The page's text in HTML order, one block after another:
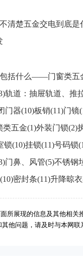
清楚五金交电到底
括什么——门窗类五
轨道：抽屉轨道、推
门器(10)板销(11)门
五金(1)外装门锁(2)
锁(10)挂锁(11)号码
门鼻、风管(5)不锈
密封条(11)升降晾
所展现的信息及其他相关
他问题，请及时与本网